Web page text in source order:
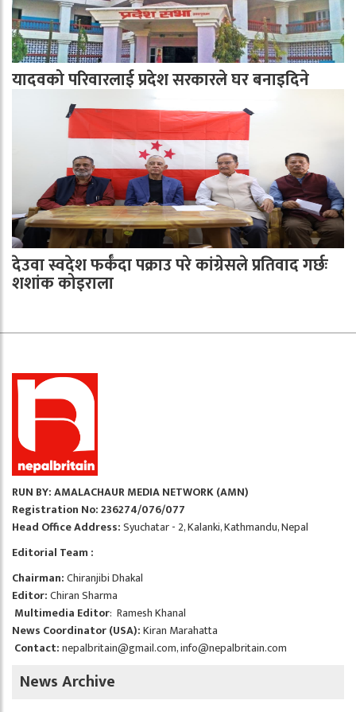
यादवको परिवारलाई प्रदेश सरकारले घर बनाइदिने
देउवा स्वदेश फर्कँदा पक्राउ परे कांग्रेसले प्रतिवाद गर्छः
शशांक कोइराला
RUN BY: AMALACHAUR MEDIA NETWORK (AMN)
Registration No: 236274/076/077
Head Office Address:Syuchatar - 2, Kalanki, Kathmandu, Nepal
Editorial Team :
Chairman:Chiranjibi Dhakal
Editor:Chiran Sharma
Multimedia Editor: Ramesh Khanal
News Coordinator (USA):Kiran Marahatta
Contact:nepalbritain@gmail.com,info@nepalbritain.com
News Archive